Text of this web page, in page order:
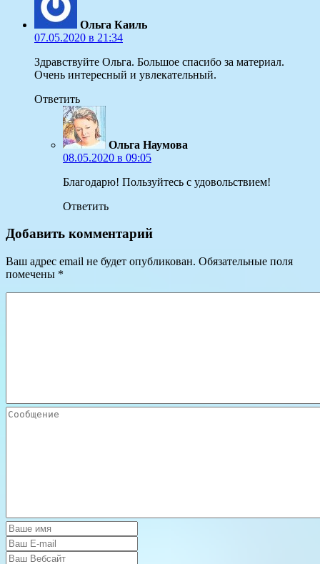
Ольга Каиль
07.05.2020 в 21:34
Здравствуйте Ольга. Большое спасибо за материал.
Очень интересный и увлекательный.
Ответить
Ольга Наумова
08.05.2020 в 09:05
Благодарю! Пользуйтесь с удовольствием!
Ответить
Добавить комментарий
Ваш адрес email не будет опубликован. Обязательные поля
помечены *